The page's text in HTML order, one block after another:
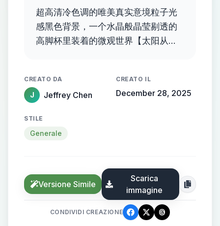
超高清冷色调的唯美真实意境粒子光
感黑色背景，一个水晶般晶莹剔透的
高脚杯里装着的微观世界【太阳从波
CREATO DA
J Jeffrey Chen
CREATO IL
December 28, 2025
STILE
Generale
Versione Simile
Scarica
immagine
CONDIVIDI CREAZIONE